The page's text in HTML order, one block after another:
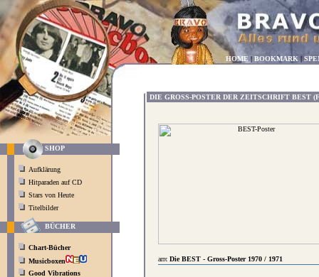
HOME | BOOKMARK |
SHOP
Aufklärung
Hitparaden auf CD
Stars von Heute
Titelbilder
BÜCHER
Chart-Bücher
Musicboxen
Good Vibrations
DIE GROSS-POSTER DER ZEITSCHRIFT BEST
Die BEST - Gross-Poster 1970 / 1971